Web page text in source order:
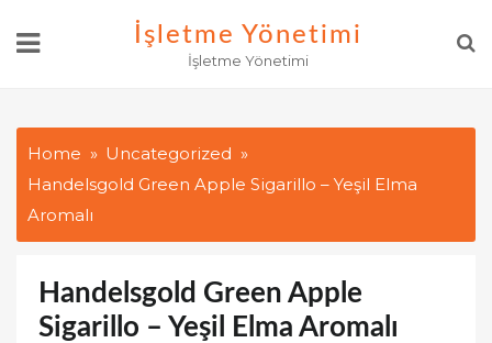
İşletme Yönetimi
İşletme Yönetimi
Home
Uncategorized
Handelsgold Green Apple Sigarillo – Yeşil Elma
Aromalı
Handelsgold Green Apple
Sigarillo – Yeşil Elma Aromalı